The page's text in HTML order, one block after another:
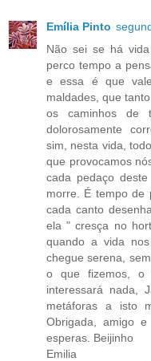
Emília Pinto
Não sei se há
perco tempo a
e essa é que
maldades, que
os caminhos de
dolorosamente
sim, nesta vida,
que provocamos
cada pedaço
morre. É tempo de
cada canto
ela " cresça no
quando a vida
chegue serena,
o que fizemos, o
interessará nada,
metáforas a isto
Obrigada, amigo
esperas. Beijinho
Emilia